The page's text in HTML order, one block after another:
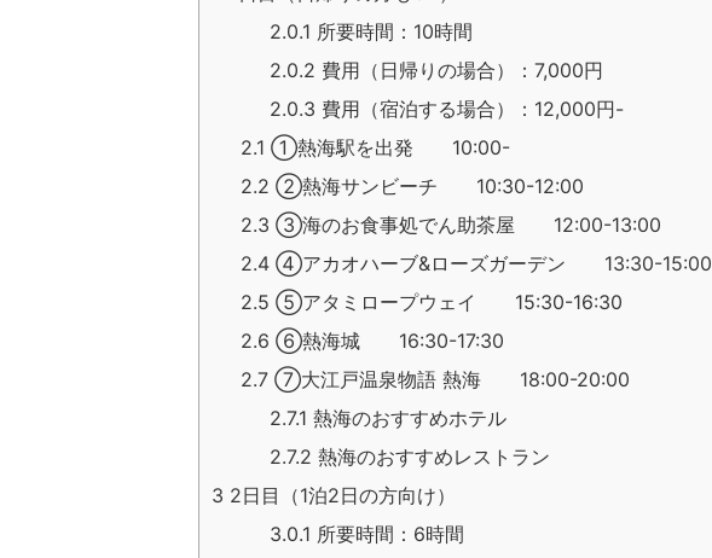
2.0.1 所要時間：10時間
2.0.2 費用（日帰りの場合）：7,000円
2.0.3 費用（宿泊する場合）：12,000円-
2.1 ①熱海駅を出発 10:00-
2.2 ②熱海サンビーチ 10:30-12:00
2.3 ③海のお食事処でん助茶屋 12:00-13:00
2.4 ④アカオハーブ&ローズガーデン 13:30-15:00
2.5 ⑤アタミロープウェイ 15:30-16:30
2.6 ⑥熱海城 16:30-17:30
2.7 ⑦大江戸温泉物語 熱海 18:00-20:00
2.7.1 熱海のおすすめホテル
2.7.2 熱海のおすすめレストラン
3 2日目（1泊2日の方向け）
3.0.1 所要時間：6時間